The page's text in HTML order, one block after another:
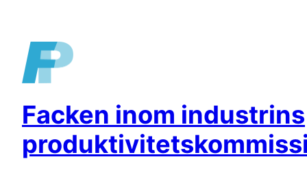
innehåll
Facken inom industrins